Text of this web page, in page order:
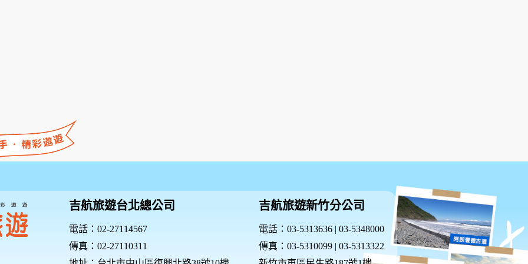
吉航旅遊台北總公司
電話：02-27114567
傳真：02-27110311
吉航旅遊新竹分公司
電話：03-5313636 | 03-5348000
傳真：03-5310099 | 03-5313322